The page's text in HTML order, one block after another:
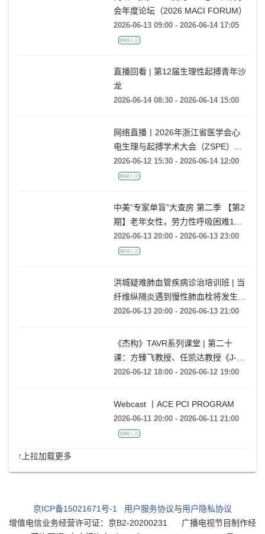
网络直播| 2026澳门介入心血管病学
会年度论坛（2026 MACI FORUM）
9543人次
直播回看 | 第12届生理性起搏青年沙
2026-06-14 08:30 - 2026-06-14 15:00
网络直播丨2026年浙江省医学会心
——科普论坛
2026-06-12 15:30 - 2026-06-14 12:00
8042人次
中美“专家单盲”大查房 第二季 【第2
余
2026-06-13 20:00 - 2026-06-13 23:00
3674人次
纤维纵隔炎遇到慢性肺血栓将发生什
么情况?
2026-06-13 20:00 - 2026-06-13 21:00
课：方臻飞教授、任凯达教授《J-
VALVE TF在大瓣环AR病例中的应用
经验分享》
2026-06-12 18:00 - 2026-06-12 19:00
↑上拉加载更多